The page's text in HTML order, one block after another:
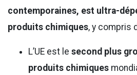
contemporaines, est ultra-
produits chimiques, y compris
L’UE est le second plus
produits chimiques